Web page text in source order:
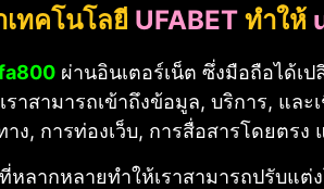
ทคโนโลยี UFABET ทำให้
ผ่านอินเตอร์เน็ต ซึ่งมือถือได้เ
ราสามารถเข้าถึงข้อมูล, บริการ, แล
ง, การท่องเว็บ, การสื่อสารโดยตรง
หลากหลายทำให้เราสามารถปรับแต่